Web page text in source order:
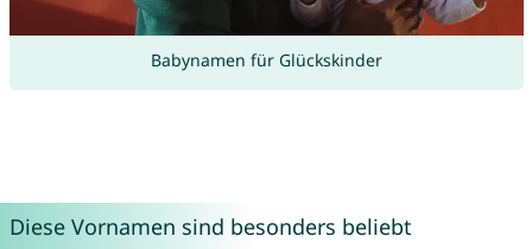
Babynamen für Glückskinder
Diese Vornamen sind besonders beliebt